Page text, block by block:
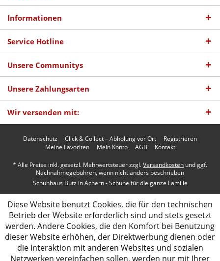
Informationen
Service Hotline
Unsere Communitys
Unsere Zahlungsarten
Wir versenden mit:
Datenschutz Click & Collect – Abholung vor Ort
Registrieren
Meine Favoriten
Mein Konto AGB Kontakt
* Alle Preise inkl. gesetzl. Mehrwertsteuer zzgl.Versandkosten und ggf.
Nachnahmegebühren, wenn nicht anders beschrieben
Schuhhaus Butz in Achern - Schuhe für die ganze Familie
Diese Website benutzt Cookies, die für den technischen
Betrieb der Website erforderlich sind und stets gesetzt
werden. Andere Cookies, die den Komfort bei Benutzung
dieser Website erhöhen, der Direktwerbung dienen oder
die Interaktion mit anderen Websites und sozialen
Netzwerken vereinfachen sollen, werden nur mit Ihrer